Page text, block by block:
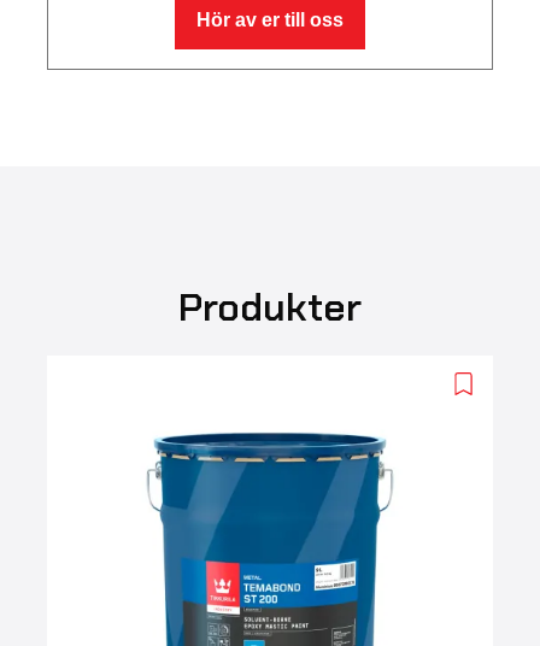
Hör av er till oss
Produkter
Add